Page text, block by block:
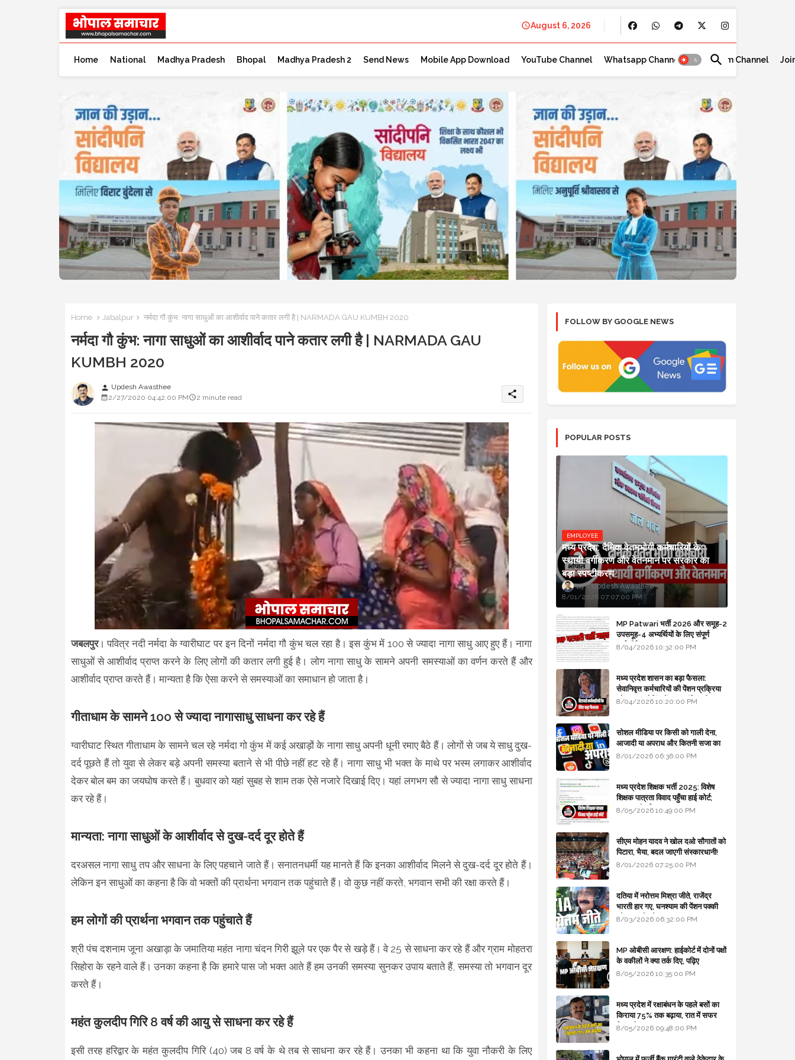
August 6, 2026
Home National Madhya Pradesh Bhopal Madhya Pradesh 2 Send News Mobile App Download YouTube Channel Whatsapp Channel Telegram Channel
Home Jabalpur नर्मदा गौ कुंभ: नागा साधुओं का आशीर्वाद पाने कतार लगी है | NARMADA GAU KUMBH 2020
नर्मदा गौ कुंभ: नागा साधुओं का आशीर्वाद पाने कतार लगी है | NARMADA GAU
KUMBH 2020
person Updesh Awasthee
2/27/2020 04:42:00 PM
2 minute read share
जबलपुर। पवित्र नदी नर्मदा के ग्वारीघाट पर इन दिनों नर्मदा गौ कुंभ चल रहा है। इस कुंभ में 100 से ज्यादा नागा साधु आए हुए हैं। नागा
साधुओं से आशीर्वाद प्राप्त करने के लिए लोगों की कतार लगी हुई है। लोग नागा साधु के सामने अपनी समस्याओं का वर्णन करते हैं और
आशीर्वाद प्राप्त करते हैं। मान्यता है कि ऐसा करने से समस्याओं का समाधान हो जाता है।
गीताधाम के सामने 100 से ज्यादा नागासाधु साधना कर रहे हैं
ग्वारीघाट स्थित गीताधाम के सामने चल रहे नर्मदा गो कुंभ में कई अखाड़ों के नागा साधु अपनी धूनी रमाए बैठे हैं। लोगों से जब ये साधु दुख-
दर्द पूछते हैं तो युवा से लेकर बड़े अपनी समस्या बताने से भी पीछे नहीं हट रहे हैं। नागा साधु भी भक्त के माथे पर भस्म लगाकर आशीर्वाद
देकर बोल बम का जयघोष करते हैं। बुधवार को यहां सुबह से शाम तक ऐसे नजारे दिखाई दिए। यहां लगभग सौ से ज्यादा नागा साधु साधना
कर रहे हैं।
मान्यता: नागा साधुओं के आशीर्वाद से दुख-दर्द दूर होते हैं
दरअसल नागा साधु तप और साधना के लिए पहचाने जाते हैं। सनातनधर्मी यह मानते हैं कि इनका आशीर्वाद मिलने से दुख-दर्द दूर होते हैं।
लेकिन इन साधुओं का कहना है कि वो भक्तों की प्रार्थना भगवान तक पहुंचाते हैं। वो कुछ नहीं करते, भगवान सभी की रक्षा करते हैं।
हम लोगों की प्रार्थना भगवान तक पहुंचाते हैं
श्री पंच दशनाम जूना अखाड़ा के जमातिया महंत नागा चंदन गिरी झूले पर एक पैर से खड़े हैं। वे 25 से साधना कर रहे हैं और ग्राम मोहतरा
सिहोरा के रहने वाले हैं। उनका कहना है कि हमारे पास जो भक्त आते हैं हम उनकी समस्या सुनकर उपाय बताते हैं, समस्या तो भगवान दूर
करते हैं।
महंत कुलदीप गिरि 8 वर्ष की आयु से साधना कर रहे हैं
इसी तरह हरिद्वार के महंत कुलदीप गिरि (40) जब 8 वर्ष के थे तब से साधना कर रहे हैं। उनका भी कहना था कि युवा नौकरी के लिए
FOLLOW BY GOOGLE NEWS
POPULAR POSTS
EMPLOYEE
मध्य प्रदेश: दैनिक वेतनभोगी कर्मचारियों के
स्थायी वर्गीकरण और वेतनमान पर सरकार का
बड़ा स्पष्टीकरण
Updesh Awasthee
8/01/2026 07:07:00 PM
MP Patwari भर्ती 2026 और समूह-2
उपसमूह-4 अभ्यर्थियों के लिए संपूर्ण
मार्गदर्शिका
8/04/2026 10:32:00 PM
मध्य प्रदेश शासन का बड़ा फैसला:
सेवानिवृत्त कर्मचारियों की पेंशन प्रक्रिया
और बजट कोडिंग में हुए क्रांतिकारी
8/04/2026 10:20:00 PM
सोशल मीडिया पर किसी को गाली देना,
आजादी या अपराध और कितनी सजा का
प्रावधान - free legal advice
8/01/2026 06:36:00 PM
मध्य प्रदेश शिक्षक भर्ती 2025: विशेष
शिक्षक पात्रता विवाद पहुँचा हाई कोर्ट;
सरकार से माँगा जवाब
8/05/2026 10:49:00 PM
सीएम मोहन यादव ने खोल दओ सौगातों को
पिटारा, भैया, बदल जाएगी संस्कारधानी!
8/01/2026 07:25:00 PM
दतिया में नरोत्तम मिश्रा जीते, राजेंद्र
भारती हार गए, घनश्याम की पेंशन पक्की
और आशुतोष बैक टू...
8/03/2026 06:32:00 PM
MP ओबीसी आरक्षण: हाईकोर्ट में दोनों पक्षों
के वकीलों ने क्या तर्क दिए, पढ़िए
8/05/2026 10:35:00 PM
मध्य प्रदेश में रक्षाबंधन के पहले बसों का
किराया 75% तक बढ़ाया, रात में सफर
किया तो 10% एक्स्ट्रा
8/05/2026 09:48:00 PM